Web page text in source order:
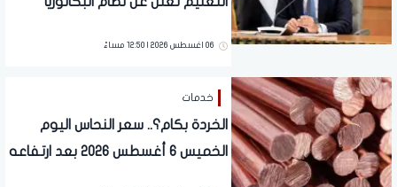
06 اغسطس 2026 | 12:50 مساءً
خدمات
الخردة بكام؟.. سعر النحاس اليوم
الخميس 6 أغسطس 2026 بعد ارتفاعه